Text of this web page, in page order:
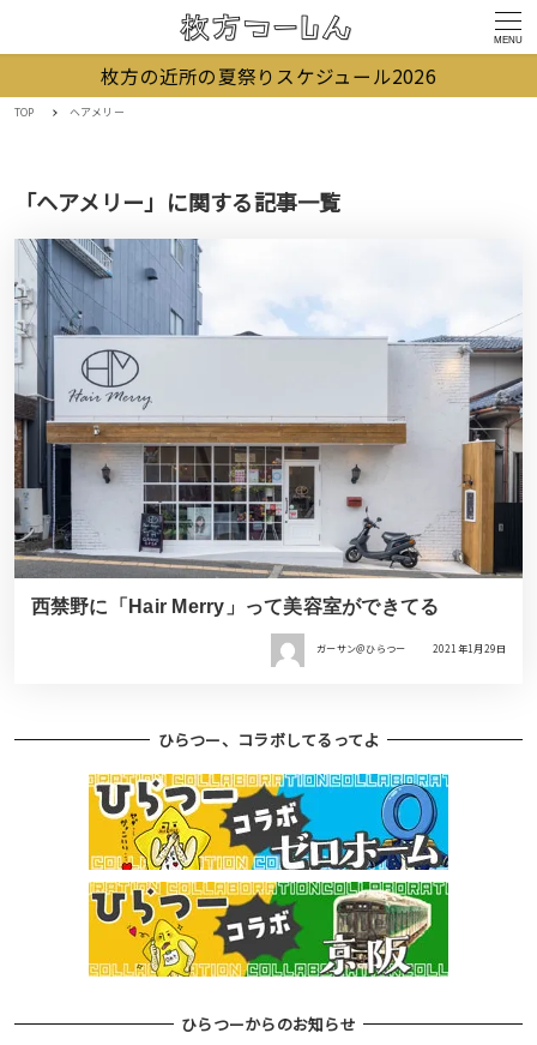
MENU
枚方の近所の夏祭りスケジュール2026
TOP ヘアメリー
「ヘアメリー」に関する記事一覧
西禁野に「Hair Merry」って美容室ができてる
ガーサン＠ひらつー 2021年1月29日
ひらつー、コラボしてるってよ
ひらつーからのお知らせ